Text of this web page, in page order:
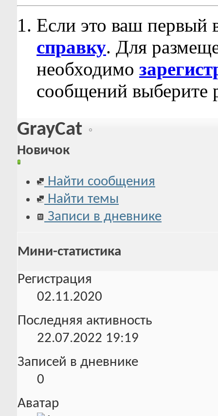
Если это ваш первый
справку. Для
необходимо
сообщений выберите
GrayCat
Новичок
Найти сообщения
Найти темы
Записи в дневнике
Мини-статистика
Регистрация
02.11.2020
Последняя активность
22.07.2022 19:19
Записей в дневнике
0
Аватар